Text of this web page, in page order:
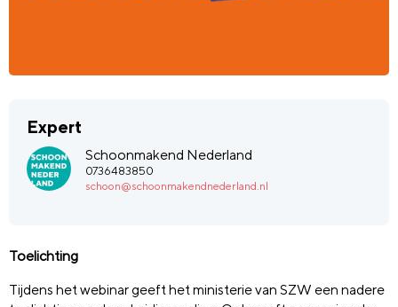
Expert
Schoonmakend Nederland
0736483850
schoon@schoonmakendnederland.nl
Toelichting
Tijdens het webinar geeft het ministerie van SZW een nadere